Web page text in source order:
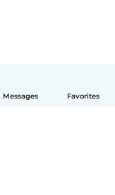
Messages Favorites